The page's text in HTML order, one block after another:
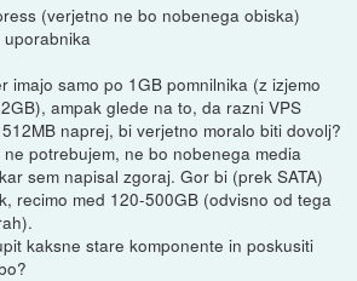
(verjetno ne bo nobenega obiska)
imajo samo po 1GB pomnilnika (z izjemo
ampak glede na to, da razni VPS
naprej, bi verjetno moralo biti dovolj?
potrebujem, ne bo nobenega media
sem napisal zgoraj. Gor bi (prek SATA)
recimo med 120-500GB (odvisno od tega
kaksne stare komponente in poskusiti